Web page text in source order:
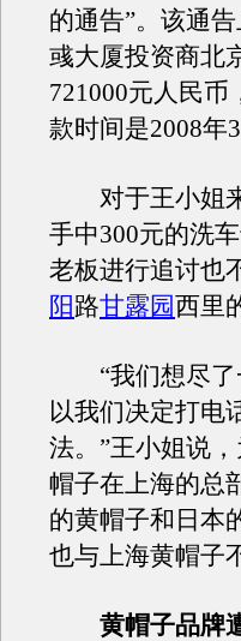
的通告”。该通
彧大厦投资商北
721000元人民
款时间是2008年3
对于王小姐来
手中300元的洗
老板进行追讨也
阳路甘露园西里
“我们想尽了
以我们决定打电
法。”王小姐说
帽子在上海的总
的黄帽子和日本
也与上海黄帽子
黄帽子品牌